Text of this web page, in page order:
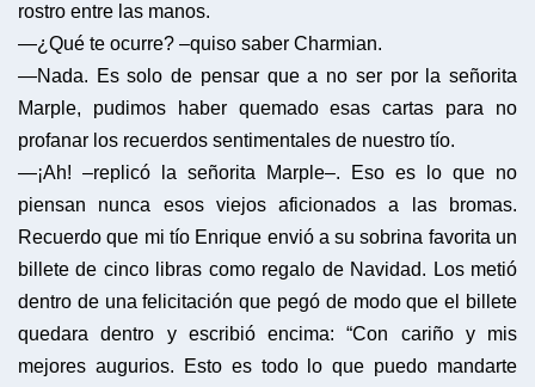
rostro entre las manos.
—¿Qué te ocurre? –quiso saber Charmian.
—Nada. Es solo de pensar que a no ser por la señorita
Marple, pudimos haber quemado esas cartas para no
profanar los recuerdos sentimentales de nuestro tío.
—¡Ah! –replicó la señorita Marple–. Eso es lo que no
piensan nunca esos viejos aficionados a las bromas.
Recuerdo que mi tío Enrique envió a su sobrina favorita un
billete de cinco libras como regalo de Navidad. Los metió
dentro de una felicitación que pegó de modo que el billete
quedara dentro y escribió encima: “Con cariño y mis
mejores augurios. Esto es todo lo que puedo mandarte